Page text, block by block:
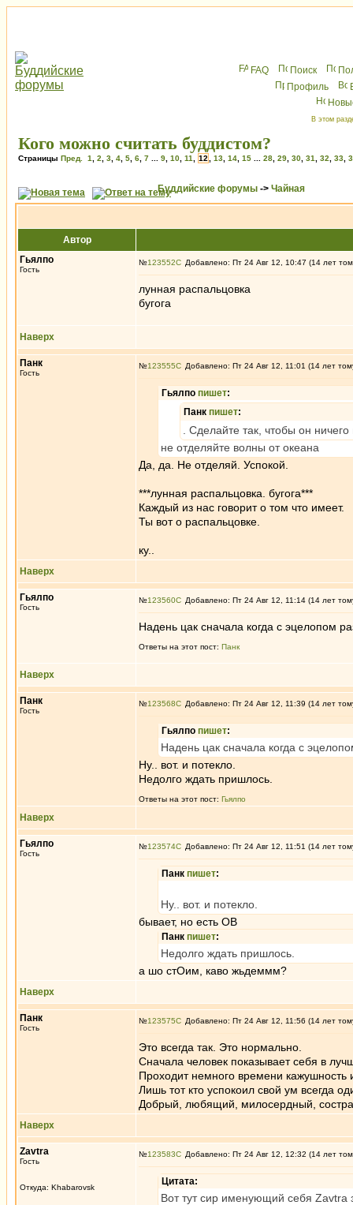
FAQ Поиск
Профиль
В этом
Кого можно считать буддистом?
Страницы Пред. 1 2 3 4 5 6 7 9 10 11 12 13 14 15 28 29 30 31 32 33
Буддийские форумы -> Чайная
Автор
Гьялпо
Гость
№123552 Добавлено: Пт 24 Авг 12, 10:47 (14 лет
лунная распальцовка
бугога
Наверх
Панк
Гость
№123555 Добавлено: Пт 24 Авг 12, 11:01 (14 лет
Гьялпо пишет:
Панк пишет:
. Сделайте так, чтобы он
не отделяйте волны от океана
Да, да. Не отделяй. Успокой.
***лунная распальцовка. бугога***
Каждый из нас говорит о том что имеет.
Ты вот о распальцовке.
ку..
Наверх
Гьялпо
Гость
№123560 Добавлено: Пт 24 Авг 12, 11:14 (14 лет
Надень цак сначала когда с эцелопом
Ответы на этот пост: Панк
Наверх
Панк
Гость
№123568 Добавлено: Пт 24 Авг 12, 11:39 (14 лет
Гьялпо пишет:
Надень цак сначала когда с
Ну.. вот. и потекло.
Недолго ждать пришлось.
Ответы на этот пост: Гьялпо
Наверх
Гьялпо
Гость
№123574 Добавлено: Пт 24 Авг 12, 11:51 (14 лет
Панк пишет:
Ну.. вот. и потекло.
бывает, но есть ОВ
Панк пишет:
Недолго ждать пришлось.
а шо стОим, каво жьдеммм?
Наверх
Панк
Гость
№123575 Добавлено: Пт 24 Авг 12, 11:56 (14 лет
Это всегда так. Это нормально.
Сначала человек показывает себя в
Проходит немного времени кажушность
Лишь тот кто успокоил свой ум всегда
Добрый, любящий, милосердный,
Наверх
Zavtra
Гость
Откуда: Khabarovsk
№123583 Добавлено: Пт 24 Авг 12, 12:32 (14 лет
Цитата:
Вот тут сир именующий себя Zavtra